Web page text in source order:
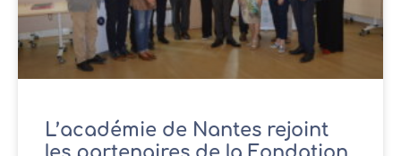
L’académie de Nantes rejoint